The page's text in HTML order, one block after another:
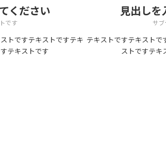
ください
です
トですテキストですテキ
テキストです
見出しを
サブ
テキストですテキストで
ストですテキ